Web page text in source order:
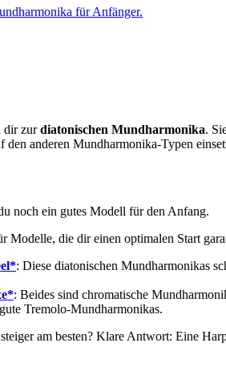
für Anfänger.
dir zurdiatonischen Mundharmonika.
anderen Mundharmonika-Typen
noch ein gutes Modell für den Anfang.
Modelle, die dir einen optimalen Start
: Diese diatonischen Mundharmonikas
: Beides sind chromatische
Tremolo-Mundharmonikas.
am besten? Klare Antwort: Eine